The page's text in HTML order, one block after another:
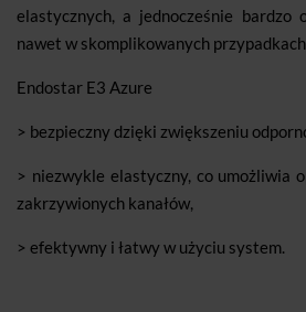
elastycznych, a jednocześnie bardzo
nawet w skomplikowanych
Endostar E3 Azure
> bezpieczny dzięki zwiększeniu
> niezwykle elastyczny, co umożliwia
zakrzywionych kanałów,
> efektywny i łatwy w użyciu system.